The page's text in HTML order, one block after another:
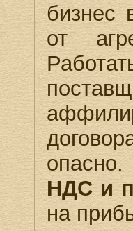
бизнес
от
НДС и
на